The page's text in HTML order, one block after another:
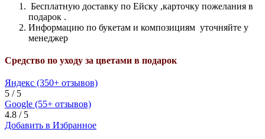
Бесплатную доставку по Ейску ,карточку пожелания в
подарок .
Информацию по букетам и композициям уточняйте у
менеджер
Средство по уходу за цветами в подарок
Яндекс (350+ отзывов)
5 / 5
Google (55+ отзывов)
4.8 / 5
Добавить в Избранное